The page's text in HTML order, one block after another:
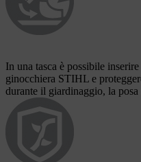
In una tasca è possibile
ginocchiera STIHL e
durante il giardinaggio, la